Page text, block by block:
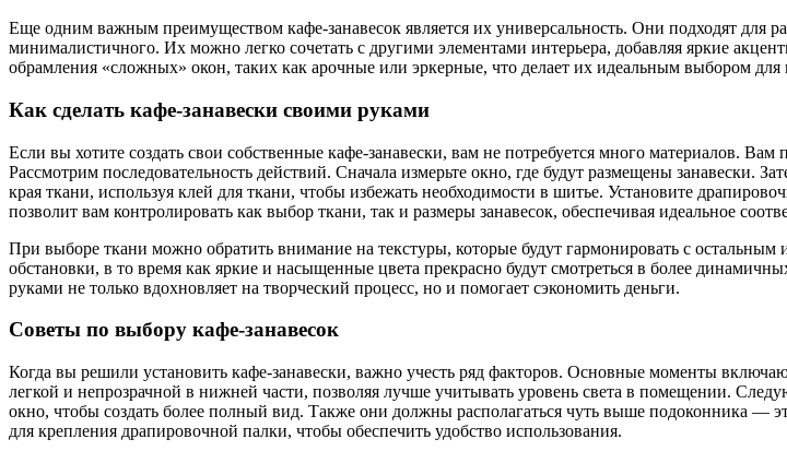
Еще одним важным преимуществом кафе-занавесок является их универсальность. Они подходят для
минималистичного. Их можно легко сочетать с другими элементами интерьера, добавляя яркие
обрамления «сложных» окон, таких как арочные или эркерные, что делает их идеальным выбором для
Как сделать кафе-занавески своими руками
Если вы хотите создать свои собственные кафе-занавески, вам не потребуется много материалов.
Рассмотрим последовательность действий. Сначала измерьте окно, где будут размещены занавески.
края ткани, используя клей для ткани, чтобы избежать необходимости в шитье. Установите
позволит вам контролировать как выбор ткани, так и размеры занавесок, обеспечивая идеальное
При выборе ткани можно обратить внимание на текстуры, которые будут гармонировать с
обстановки, в то время как яркие и насыщенные цвета прекрасно будут смотреться в более
руками не только вдохновляет на творческий процесс, но и помогает сэкономить деньги.
Советы по выбору кафе-занавесок
Когда вы решили установить кафе-занавески, важно учесть ряд факторов. Основные моменты
легкой и непрозрачной в нижней части, позволяя лучше учитывать уровень света в помещении.
окно, чтобы создать более полный вид. Также они должны располагаться чуть выше подоконника
для крепления драпировочной палки, чтобы обеспечить удобство использования.